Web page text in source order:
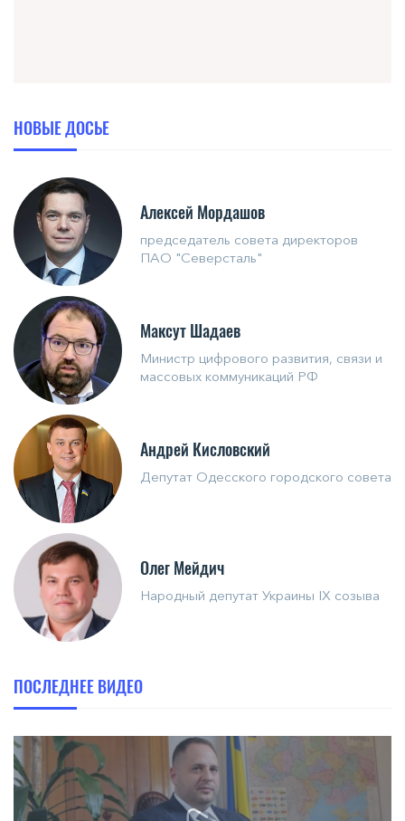
НОВЫЕ ДОСЬЕ
Алексей Мордашов
председатель совета директоров
ПАО "Северсталь"
Максут Шадаев
Министр цифрового развития, связи и
массовых коммуникаций РФ
Андрей Кисловский
Депутат Одесского городского совета
Олег Мейдич
Народный депутат Украины IX созыва
ПОСЛЕДНЕЕ ВИДЕО